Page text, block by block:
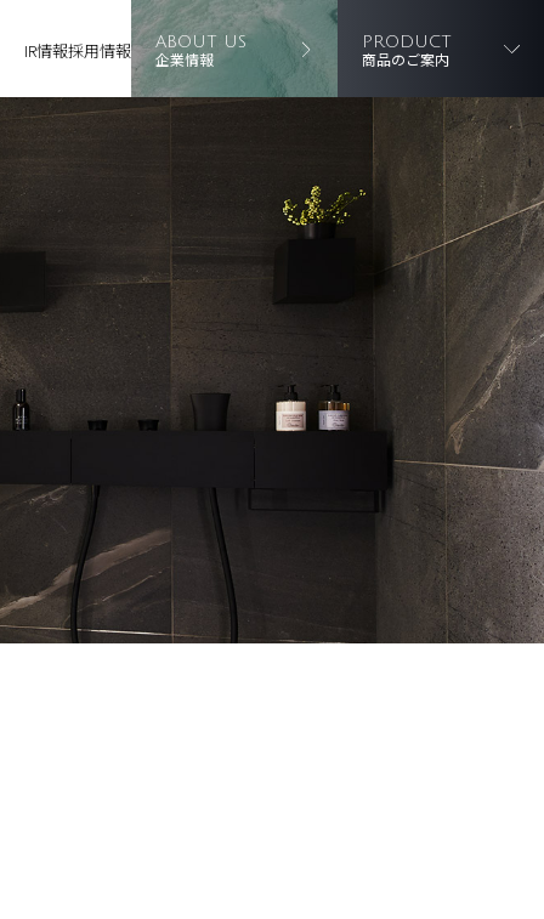
IR情報採用情報 ABOUT US
企業情報
PRODUCT
商品のご案内